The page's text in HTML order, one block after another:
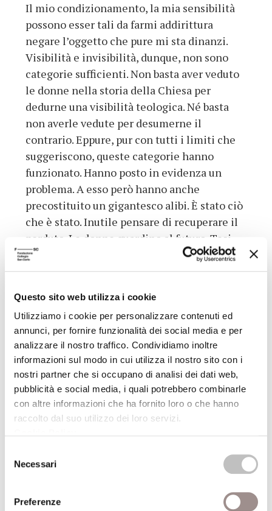
Questo sito web utilizza i cookie
Utilizziamo i cookie per personalizzare contenuti ed
annunci, per fornire funzionalità dei social media e per
analizzare il nostro traffico. Condividiamo inoltre
informazioni sul modo in cui utilizza il nostro sito con i
nostri partner che si occupano di analisi dei dati web,
pubblicità e social media, i quali potrebbero combinarle
con altre informazioni che ha fornito loro o che hanno
raccolto dal suo utilizzo dei loro servizi.
delNecessari
Preferenze
Il mio condizionamento, la mia sensibilità
possono esser tali da farmi addirittura
negare l’oggetto che pure mi sta dinanzi.
Visibilità e invisibilità, dunque, non sono
categorie sufficienti. Non basta aver veduto
le donne nella storia della Chiesa per
dedurne una visibilità teologica. Né basta
non averle vedute per desumerne il
contrario. Eppure, pur con tutti i limiti che
suggeriscono, queste categorie hanno
funzionato. Hanno posto in evidenza un
problema. A esso però hanno anche
precostituito un gigantesco alibi. È stato ciò
che è stato. Inutile pensare di recuperare il
perduto. Le donne guardino al futuro. Tesi
del tutto inaccettabile. È con la storia del
pensiero, con la storia della teologia, con la
che bisogna confrontarsi. Simili a un
paleontologo che pazientemente va in cerca
dei suoi reperti e li classifica e di nuovo li
riclassifica, sempre posto dinanzi a un nuovo
dato che muta radicalmente la sua ipotesi,
dobbiamo di nuovo e poi di nuovo scavare,
constatare e vagliare la visibilità/invisibilità
delle donne nella storia della Chiesa e della
strumenti, l’avere altre categorie
innanzitutto questo che occorre discernere